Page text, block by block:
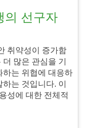
의 선구자
취약성이 증가함
많은 관심을 기
하는 위협에 대응하
는 것입니다. 이
성에 대한 전체적